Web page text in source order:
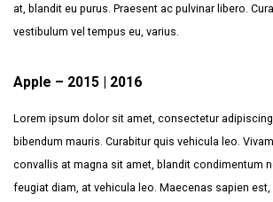
at, blandit eu purus. Praesent ac pulvinar libero.
vestibulum vel tempus eu, varius.
Apple – 2015 | 2016
Lorem ipsum dolor sit amet, consectetur
bibendum mauris. Curabitur quis vehicula leo.
convallis at magna sit amet, blandit condimentum
feugiat diam, at vehicula leo. Maecenas sapien